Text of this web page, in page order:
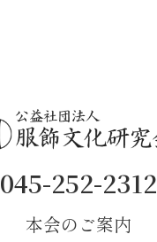
045-252-2312
本会のご案内